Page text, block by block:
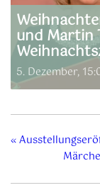
und Martin
5. Dezember,
«